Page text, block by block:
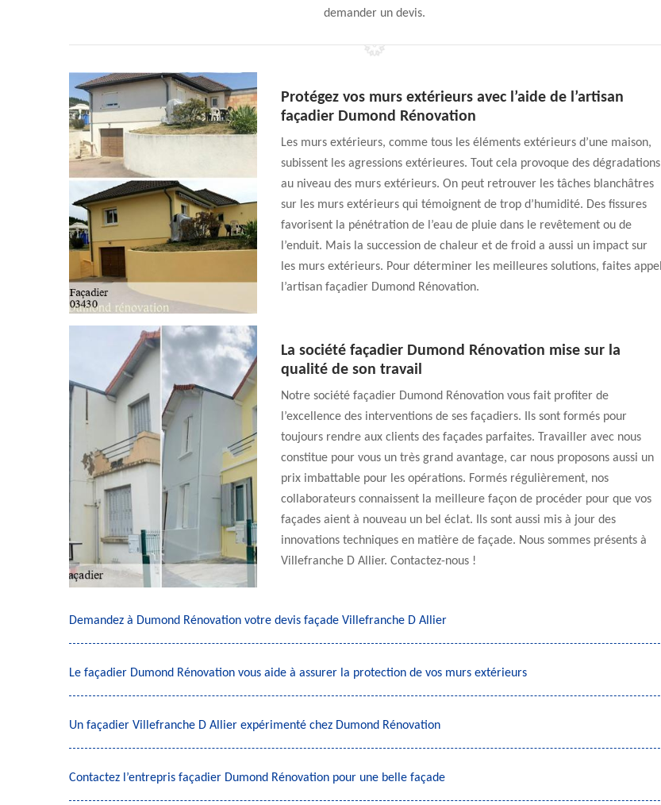
demander un devis.
Protégez vos murs extérieurs avec l’aide de l’artisan
façadier Dumond Rénovation
Les murs extérieurs, comme tous les éléments extérieurs d’une maison,
subissent les agressions extérieures. Tout cela provoque des dégradations
au niveau des murs extérieurs. On peut retrouver les tâches blanchâtres
sur les murs extérieurs qui témoignent de trop d’humidité. Des fissures
favorisent la pénétration de l’eau de pluie dans le revêtement ou de
l’enduit. Mais la succession de chaleur et de froid a aussi un impact sur
les murs extérieurs. Pour déterminer les meilleures solutions, faites appel
l’artisan façadier Dumond Rénovation.
La société façadier Dumond Rénovation mise sur la
qualité de son travail
Notre société façadier Dumond Rénovation vous fait profiter de
l’excellence des interventions de ses façadiers. Ils sont formés pour
toujours rendre aux clients des façades parfaites. Travailler avec nous
constitue pour vous un très grand avantage, car nous proposons aussi un
prix imbattable pour les opérations. Formés régulièrement, nos
collaborateurs connaissent la meilleure façon de procéder pour que vos
façades aient à nouveau un bel éclat. Ils sont aussi mis à jour des
innovations techniques en matière de façade. Nous sommes présents à
Villefranche D Allier. Contactez-nous !
Demandez à Dumond Rénovation votre devis façade Villefranche D Allier
Le façadier Dumond Rénovation vous aide à assurer la protection de vos murs extérieurs
Un façadier Villefranche D Allier expérimenté chez Dumond Rénovation
Contactez l’entrepris façadier Dumond Rénovation pour une belle façade